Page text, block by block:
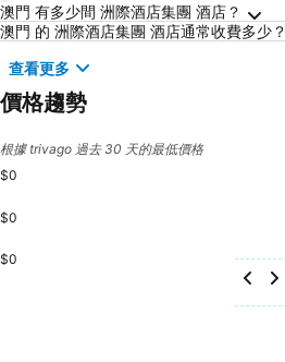
關於澳門的常見問答
澳門 有多少間 洲際酒店集團 酒店？
澳門 的 洲際酒店集團 酒店通常收費多少？
查看更多
價格趨勢
根據 trivago 過去 30 天的最低價格
$0
$0
$0